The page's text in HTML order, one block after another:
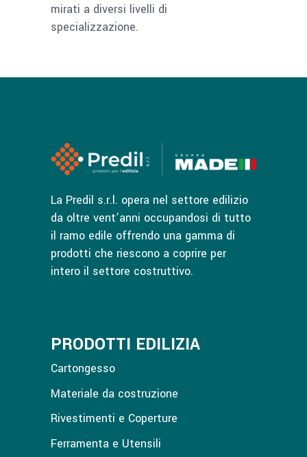
mirati a diversi livelli di
specializzazione.
La Predil s.r.l. opera nel settore edilizio
da oltre vent’anni occupandosi di tutto
il ramo edile offrendo una gamma di
prodotti che riescono a coprire per
intero il settore costruttivo.
PRODOTTI EDILIZIA
Cartongesso
Materiale da costruzione
Rivestimenti e Coperture
Ferramenta e Utensili